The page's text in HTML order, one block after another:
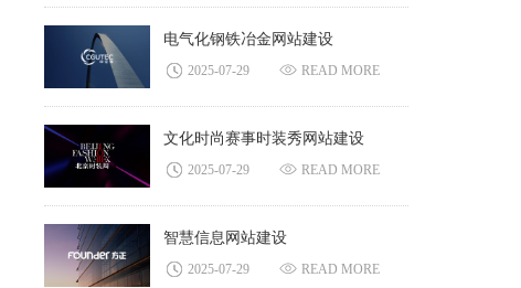
电气化钢铁冶金网站建设
2025-07-29 READ MORE
文化时尚赛事时装秀网站建设
2025-07-29 READ MORE
智慧信息网站建设
2025-07-29 READ MORE